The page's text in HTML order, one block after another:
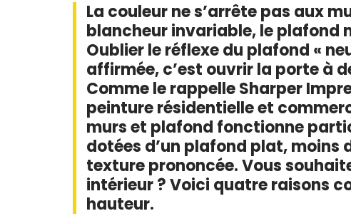
La couleur ne s’arrête pas aux
blancheur invariable, le plafond
Oublier le réflexe du plafond «
affirmée, c’est ouvrir la porte à
Comme le rappelle Sharper
peinture résidentielle et
murs et plafond fonctionne
dotées d’un plafond plat, moins
texture prononcée. Vous
intérieur ? Voici quatre raisons
hauteur.